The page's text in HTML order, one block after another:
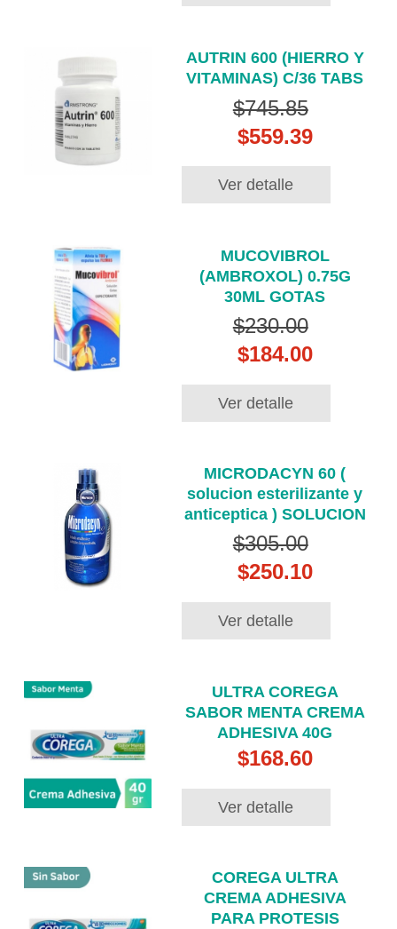
AUTRIN 600 (HIERRO Y
VITAMINAS) C/36 TABS
$745.85
$559.39
Ver detalle
MUCOVIBROL
(AMBROXOL) 0.75G
30ML GOTAS
$230.00
$184.00
Ver detalle
MICRODACYN 60 (
solucion esterilizante y
anticeptica ) SOLUCION
$305.00
$250.10
Ver detalle
ULTRA COREGA
SABOR MENTA CREMA
ADHESIVA 40G
$168.60
Ver detalle
COREGA ULTRA
CREMA ADHESIVA
PARA PROTESIS